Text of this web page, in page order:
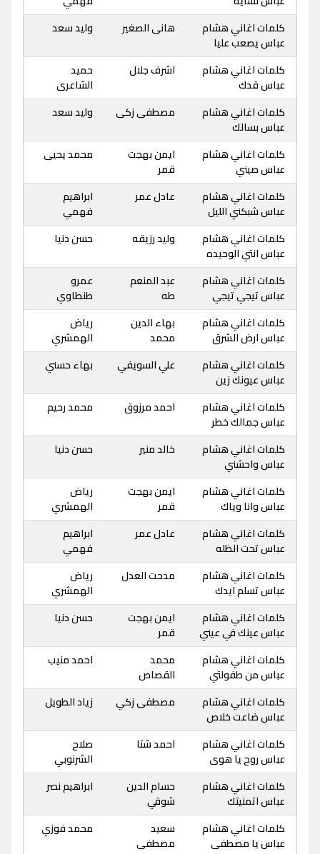
كلمات اغاني هشام
عباس يصعب عليا
هانى الصغير وليد سعد
كلمات اغاني هشام
عباس قدك
اشرف جلال
حميد
الشاعرى
كلمات اغاني هشام
عباس بسالك
مصطفى زكى وليد سعد
كلمات اغاني هشام
عباس صيني
ايمن بهجت
قمر
محمد يحيى
كلمات اغاني هشام
عباس شبكني الليل
عادل عمر
ابراهيم
فهمي
كلمات اغاني هشام
عباس انتي الوحيده
وليد رزيقه حسن دنيا
كلمات اغاني هشام
عباس تيجي تيجي
عبد المنعم
طه
عمرو
طنطاوي
كلمات اغاني هشام
عباس ارض الشرق
بهاء الدين
محمد
رياض
الهمشري
كلمات اغاني هشام
عباس عيونك زين
علي السويفي بهاء حسني
كلمات اغاني هشام
عباس جمالك خطر
احمد مرزوق محمد رحيم
كلمات اغاني هشام
عباس واحشني
خالد منير حسن دنيا
كلمات اغاني هشام
عباس وانا وياك
ايمن بهجت
قمر
رياض
الهمشري
كلمات اغاني هشام
عباس تحت الظله
عادل عمر
ابراهيم
فهمي
كلمات اغاني هشام
عباس تسلم ايدك
مدحت العدل
رياض
الهمشري
كلمات اغاني هشام
عباس عينك في عيني
ايمن بهجت
قمر
حسن دنيا
كلمات اغاني هشام
عباس من طفولتي
محمد
القصاص
احمد منيب
كلمات اغاني هشام
عباس ضاعت خلاص
مصطفى زكي زياد الطويل
كلمات اغاني هشام
عباس روح يا هوى
احمد شتا
صلاح
الشرنوبي
كلمات اغاني هشام
عباس اتمنيتك
حسام الدين
شوقي
ابراهيم نصر
كلمات اغاني هشام
عباس يا مصطفى
سعيد
مصطفى
محمد فوزي